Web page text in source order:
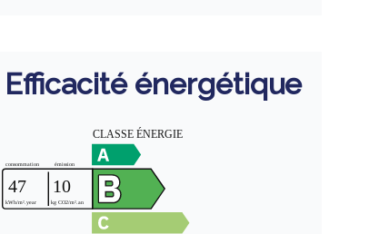
Efficacité énergétique